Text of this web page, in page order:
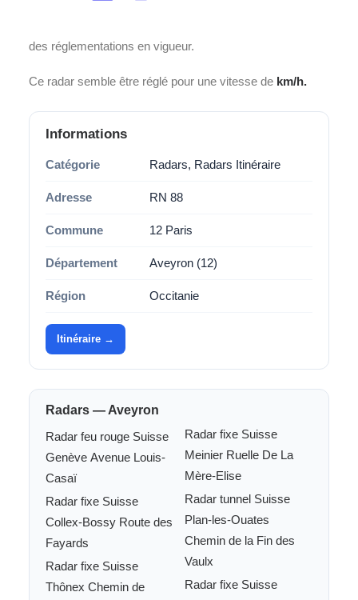
la circulation dans cette ville
des réglementations en vigueur.
Ce radar semble être réglé pour une vitesse de km/h.
Informations
Catégorie Radars, Radars Itinéraire
Adresse RN 88
Commune 12 Paris
Département Aveyron (12)
Région Occitanie
Itinéraire →
Radars — Aveyron
Radar feu rouge Suisse
Genève Avenue Louis-
Casaï
Radar fixe Suisse
Collex-Bossy Route des
Fayards
Radar fixe Suisse
Thônex Chemin de
Radar fixe Suisse
Meinier Ruelle De La
Mère-Elise
Radar tunnel Suisse
Plan-les-Ouates
Chemin de la Fin des
Vaulx
Radar fixe Suisse